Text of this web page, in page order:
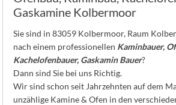
Gaskamine Kolbermoor
Sie sind in 83059 Kolbermoor, Raum
nach einem professionellen Kaminbauer,
Kachelofenbauer, Gaskamin Bauer?
Dann sind Sie bei uns Richtig.
Wir sind schon seit Jahrzehnten auf dem
unzählige Kamine & Ofen in den